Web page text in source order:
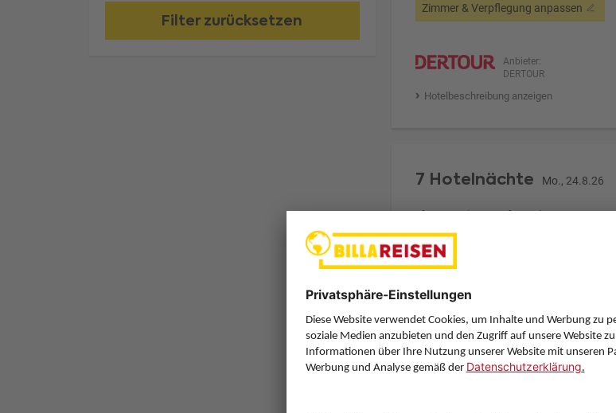
Filter zurücksetzen
Zimmer & Verpflegung anpassen
Anbieter:
DERTOUR
Hotelbeschreibung anzeigen
7 Hotelnächte Mo., 24.8.26
Zimmer 1 (2 Erwachsene)
Zimmerpreis ab € 1.384,-
Deluxe Room (DD1)
Zimmer & Verpflegung anpassen
Anbieter: